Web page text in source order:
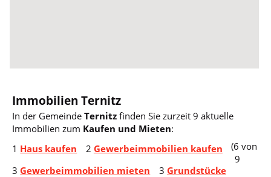
Immobilien Ternitz
In der GemeindeTernitz finden Sie zurzeit 9 aktuelle
Immobilien zum Kaufen und Mieten:
1 Haus kaufen 2 Gewerbeimmobilien kaufen
3Gewerbeimmobilien mieten 3 Grundstücke
(6 von
9